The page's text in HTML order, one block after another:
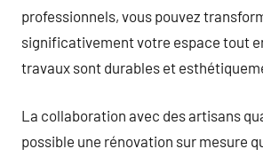
professionnels, vous pouvez
significativement votre espace tout
travaux sont durables et
La collaboration avec des artisans
possible une rénovation sur mesure